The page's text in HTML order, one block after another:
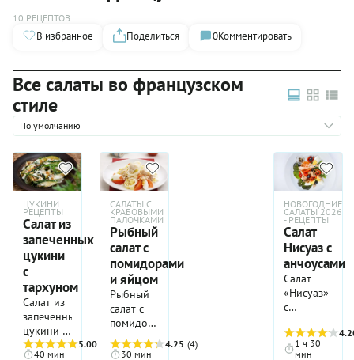
10 РЕЦЕПТОВ
В избранное Поделиться 0Комментировать
Все салаты во французском
стиле
По умолчанию
ЦУКИНИ:
РЕЦЕПТЫ
Салат из
запеченных
цукини
с
тархуном
Салат из
запеченных
цукини с
тархуном
5.00
(5)
40 мин
САЛАТЫ С
КРАБОВЫМИ
ПАЛОЧКАМИ
Рыбный
салат с
помидорами
и яйцом
Рыбный
салат с
помидорами
и
яйцом —
4.25 (4)
30 мин
НОВОГОДНИЕ
САЛАТЫ 2026
- РЕЦЕПТЫ
Салат
Нисуаз с
анчоусами
Салат
«Нисуаз»
с
по
мнению
1 ч 30
мин